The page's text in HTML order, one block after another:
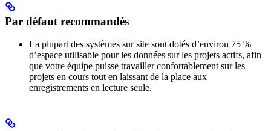
Par défaut recommandés
La plupart des systèmes sur site sont dotés d’environ 75 %
d’espace utilisable pour les données sur les projets actifs, afin
que votre équipe puisse travailler confortablement sur les
projets en cours tout en laissant de la place aux
enregistrements en lecture seule.